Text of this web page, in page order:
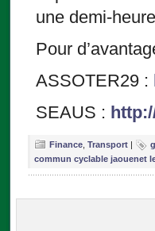
une demi-
Pour
ASSOTER29 :
SEAUS :
Finance Transport |
commun cyclable jaouenet